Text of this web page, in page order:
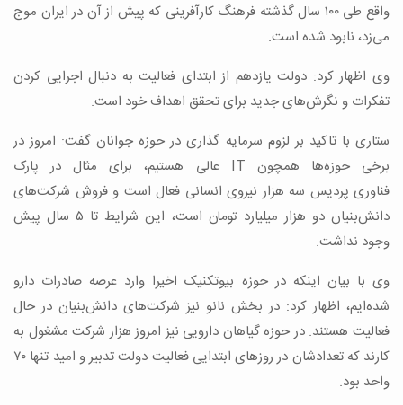
واقع طی ۱۰۰ سال گذشته فرهنگ کارآفرینی که پیش از آن در ایران موج
می‌زد، نابود شده است.
وی اظهار کرد: دولت یازدهم از ابتدای فعالیت به دنبال اجرایی کردن
تفکرات و نگرش‌های جدید برای تحقق اهداف خود است.
ستاری با تاکید بر لزوم سرمایه گذاری در حوزه جوانان گفت: امروز در
برخی حوزه‌ها همچون IT عالی هستیم، برای مثال در پارک
فناوری پردیس سه هزار نیروی انسانی فعال است و فروش شرکت‌های
دانش‌بنیان دو هزار میلیارد تومان است، این شرایط تا ۵ سال پیش
وجود نداشت.
وی با بیان اینکه در حوزه بیوتکنیک اخیرا وارد عرصه صادرات دارو
شده‌ایم، اظهار کرد: در بخش نانو نیز شرکت‌های دانش‌بنیان در حال
فعالیت هستند. در حوزه گیاهان دارویی نیز امروز هزار شرکت مشغول به
کارند که تعدادشان در روزهای ابتدایی فعالیت دولت تدبیر و امید تنها ۷۰
واحد بود.